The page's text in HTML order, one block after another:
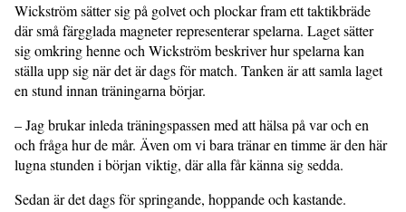
Wickström sätter sig på golvet och plockar fram ett taktikbräde
där små färgglada magneter representerar spelarna. Laget sätter
sig omkring henne och Wickström beskriver hur spelarna kan
ställa upp sig när det är dags för match. Tanken är att samla laget
en stund innan träningarna börjar.
– Jag brukar inleda träningspassen med att hälsa på var och en
och fråga hur de mår. Även om vi bara tränar en timme är den här
lugna stunden i början viktig, där alla får känna sig sedda.
Sedan är det dags för springande, hop­pande och kastande.